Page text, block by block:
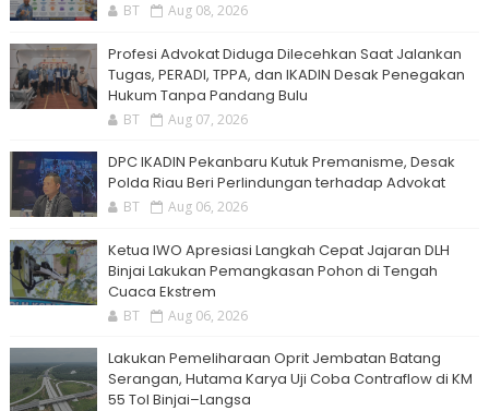
BT Aug 08, 2026
Profesi Advokat Diduga Dilecehkan Saat Jalankan
Tugas, PERADI, TPPA, dan IKADIN Desak Penegakan
Hukum Tanpa Pandang Bulu
BT Aug 07, 2026
DPC IKADIN Pekanbaru Kutuk Premanisme, Desak
Polda Riau Beri Perlindungan terhadap Advokat
BT Aug 06, 2026
Ketua IWO Apresiasi Langkah Cepat Jajaran DLH
Binjai Lakukan Pemangkasan Pohon di Tengah
Cuaca Ekstrem
BT Aug 06, 2026
Lakukan Pemeliharaan Oprit Jembatan Batang
Serangan, Hutama Karya Uji Coba Contraflow di KM
55 Tol Binjai–Langsa